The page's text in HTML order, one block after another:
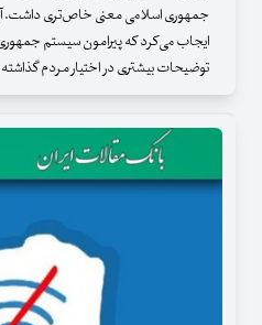
جمهوری اسلامی معنی خاص‌تری
ایجاب می‌کرد که پیرامون سیستم
توضیحات بیشتری در اختیار مردم